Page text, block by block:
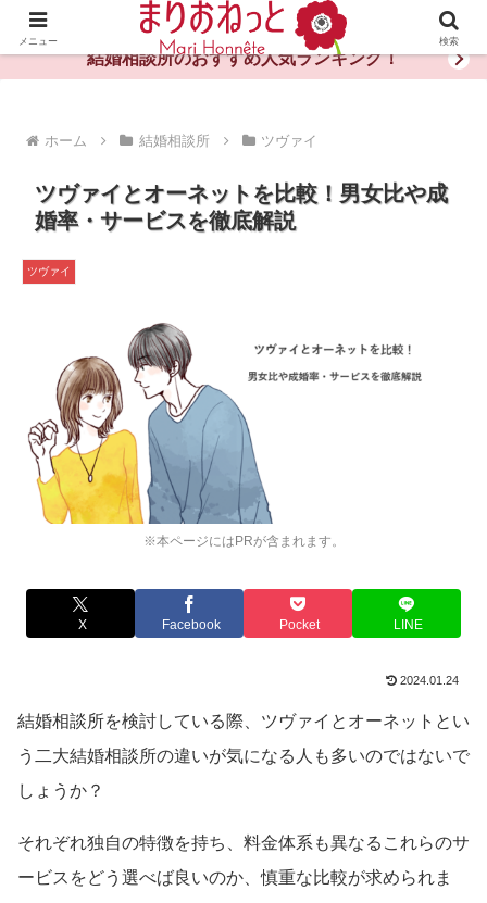
婚活や出会いの体験談・評判・秘訣がわかる情報サイト
結婚相談所のおすすめ人気ランキング！
ホーム 結婚相談所 ツヴァイ
ツヴァイとオーネットを比較！男女比や成
婚率・サービスを徹底解説
※本ページにはPRが含まれます。
ツヴァイ
X Facebook Pocket LINE
2024.01.24
結婚相談所を検討している際、ツヴァイとオーネットとい
う二大結婚相談所の違いが気になる人も多いのではないで
しょうか？
それぞれ独自の特徴を持ち、料金体系も異なるこれらのサ
ービスをどう選べば良いのか、慎重な比較が求められま
メニュー 検索